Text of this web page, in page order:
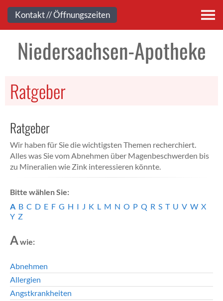
Kontakt
Niedersachsen-Apotheke
Ratgeber
Ratgeber
Wir haben für Sie die wichtigsten Themen recherchiert.
Alles was Sie vom Abnehmen über Magenbeschwerden bis
zu Mineralien wie Zink interessieren könnte.
Bitte wählen Sie:
A B C D E F G H I J K L M N O P Q R S T U V W X
Y Z
Awie:
Abnehmen
Allergien
Angstkrankheiten
Kontakt // Öffnungszeiten